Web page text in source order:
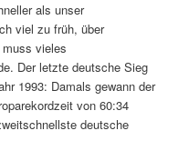
als unser
viel zu früh, über
vieles
Der letzte deutsche Sieg
1993: Damals gewann der
von 60:34
deutsche